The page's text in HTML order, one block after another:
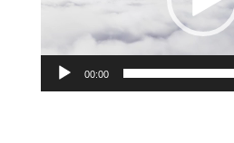
00:00